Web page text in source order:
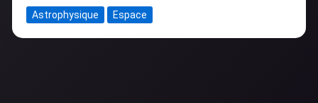
Astrophysique Espace